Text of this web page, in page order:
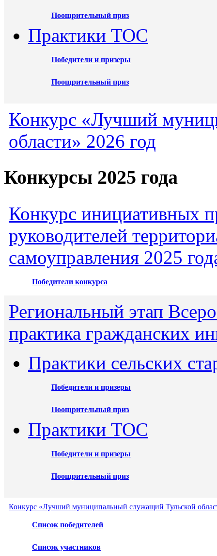
Поощрительный приз
Практики ТОС
Победители и призеры
Поощрительный приз
Конкурс «Лучший
области» 2026 год
Конкурсы 2025 года
Конкурс инициативных
руководителей
самоуправления 2025
Победители конкурса
Региональный этап
практика гражданских
Практики сельских
Победители и призеры
Поощрительный приз
Практики ТОС
Победители и призеры
Поощрительный приз
Конкурс «Лучший муниципальный служащий Тульской
Список победителей
Список участников